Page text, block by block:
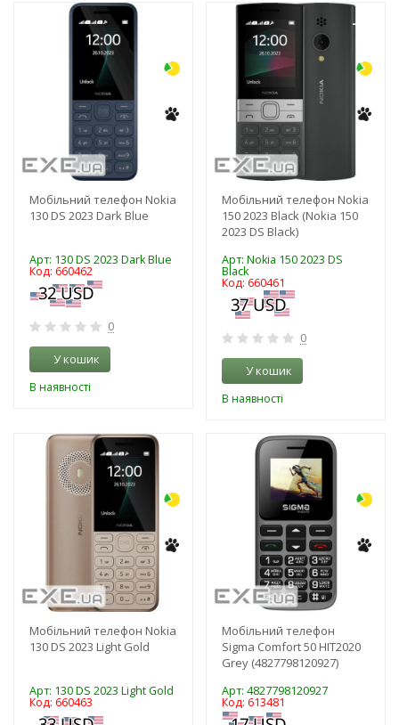
Мобільний телефон Nokia
130 DS 2023 Dark Blue
Арт: 130 DS 2023 Dark Blue
Код: 660462
0
У кошик
В наявності
-3%
Мобільний телефон Nokia
150 2023 Black (Nokia 150
2023 DS Black)
Арт: Nokia 150 2023 DS
Black
Код: 660461
0
У кошик
В наявності
Мобільний телефон Nokia
130 DS 2023 Light Gold
Арт: 130 DS 2023 Light Gold
Код: 660463
Мобільний телефон
Sigma Comfort 50 HIT2020
Grey (4827798120927)
Арт: 4827798120927
Код: 613481